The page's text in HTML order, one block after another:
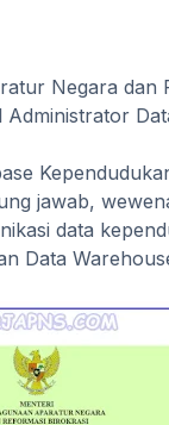
Negara
jawab,
data
Data